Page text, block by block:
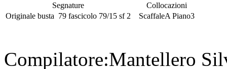
Segnature
Originale busta 79 fascicolo 79/15 sf2
Collocazioni
ScaffaleA Piano3
Compilatore:Mantellero